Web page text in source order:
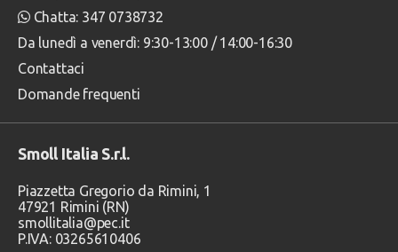
Chatta: 347 0738732
Da lunedì a venerdì: 9:30-13:00 / 14:00-16:30
Contattaci
Domande frequenti
Smoll Italia S.r.l.
Piazzetta Gregorio da Rimini, 1
47921 Rimini (RN)
smollitalia@pec.it
P.IVA: 03265610406